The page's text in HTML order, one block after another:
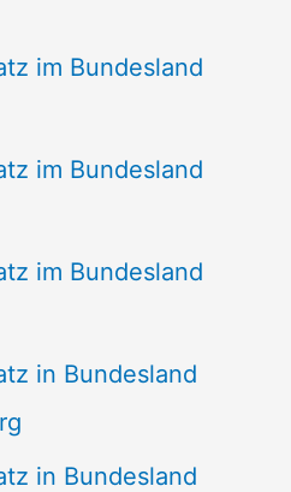
im Bundesland
im Bundesland
im Bundesland
in Bundesland
in Bundesland